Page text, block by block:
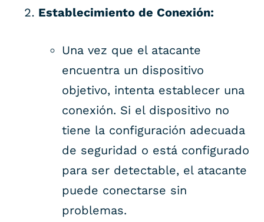
Establecimiento de Conexión:
Una vez que el atacante
encuentra un dispositivo
objetivo, intenta establecer una
conexión. Si el dispositivo no
tiene la configuración adecuada
de seguridad o está configurado
para ser detectable, el atacante
puede conectarse sin
problemas.